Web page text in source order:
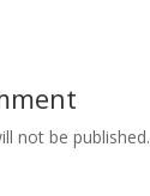
not be published.